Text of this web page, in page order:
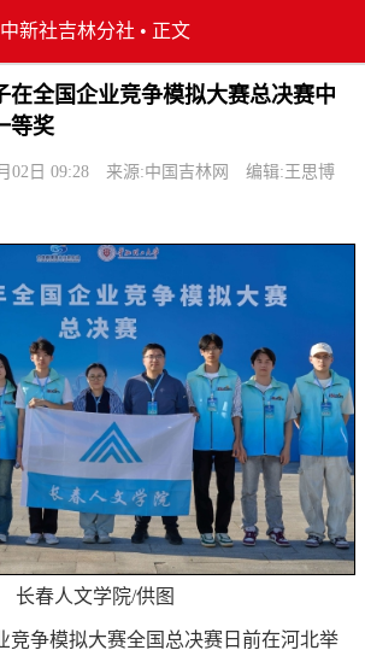
中新社吉林分社 • 正文
在全国企业竞争模拟大赛总决赛中
等奖
02日 09:28 来源:中国吉林网 编辑:王思博
长春人文学院/供图
争模拟大赛全国总决赛日前在河北举